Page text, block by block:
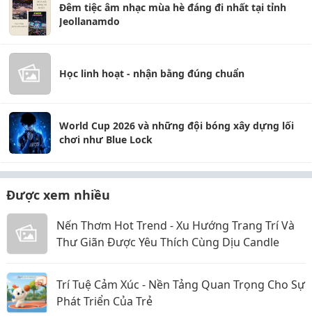
Đêm tiệc âm nhạc mùa hè đáng đi nhất tại tỉnh
Jeollanamdo
Học linh hoạt - nhận bằng đúng chuẩn
World Cup 2026 và những đội bóng xây dựng lối
chơi như Blue Lock
Được xem nhiều
Nến Thơm Hot Trend - Xu Hướng Trang Trí Và
Thư Giãn Được Yêu Thích Cùng Dịu Candle
Trí Tuệ Cảm Xúc - Nền Tảng Quan Trọng Cho Sự
Phát Triển Của Trẻ